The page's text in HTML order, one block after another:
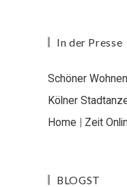
In der Presse
Schöner Wohnen
Kölner
Home | Zeit
BLOGST